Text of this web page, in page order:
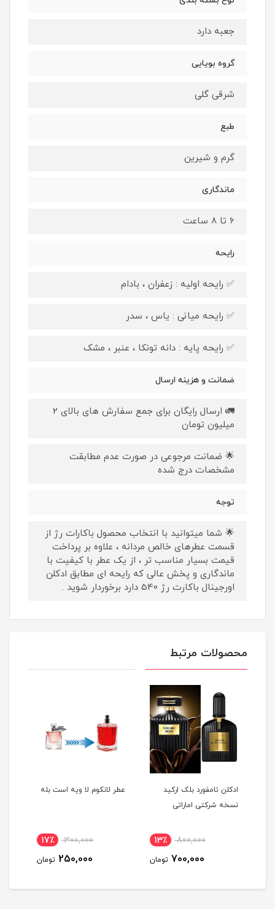
جعبه دارد
گروه بویایی
شرقی گلی
طبع
گرم و شیرین
ماندگاری
6 تا 8 ساعت
رایحه
✅ رایحه اولیه : زعفران ، بادام
✅ رایحه میانی : یاس ، سدر
✅ رایحه پایه : دانه تونکا ، عنبر ، مشک
ضمانت و هزینه ارسال
🚛 ارسال رایگان برای جمع سفارش های بالای 2
میلیون تومان
🌟 ضمانت مرجوعی در صورت عدم مطابقت
مشخصات درج شده
توجه
🌟 شما میتوانید با انتخاب محصول باکارات رژ از
قسمت عطرهای خالص مردانه ، علاوه بر پرداخت
قیمت بسیار مناسب تر ، از یک عطر با کیفیت با
ماندگاری و پخش عالی که رایحه ای مطابق ادکلن
اورجینال باکارت رژ 540 دارد برخوردار شوید .
محصولات مرتبط
ادکلن تامفورد بلک ارکید
نسخه شرکتی اماراتی
800,000 13٪
700,000 تومان
عطر لانکوم لا ویه است بله
300,000 17٪
250,000 تومان